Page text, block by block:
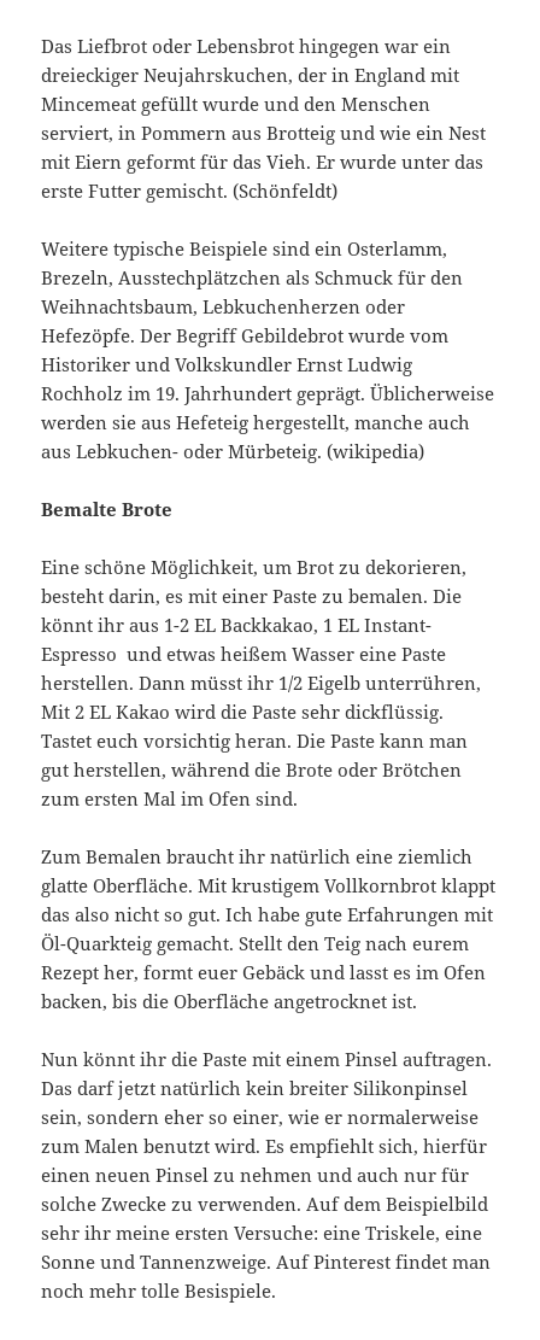
Das Liefbrot oder Lebensbrot hingegen war ein
dreieckiger Neujahrskuchen, der in England mit
Mincemeat gefüllt wurde und den Menschen
serviert, in Pommern aus Brotteig und wie ein Nest
mit Eiern geformt für das Vieh. Er wurde unter das
erste Futter gemischt. (Schönfeldt)
Weitere typische Beispiele sind ein Osterlamm,
Brezeln, Ausstechplätzchen als Schmuck für den
Weihnachtsbaum, Lebkuchenherzen oder
Hefezöpfe. Der Begriff Gebildebrot wurde vom
Historiker und Volkskundler Ernst Ludwig
Rochholz im 19. Jahrhundert geprägt. Üblicherweise
werden sie aus Hefeteig hergestellt, manche auch
aus Lebkuchen- oder Mürbeteig. (wikipedia)
Bemalte Brote
Eine schöne Möglichkeit, um Brot zu dekorieren,
besteht darin, es mit einer Paste zu bemalen. Die
könnt ihr aus 1-2 EL Backkakao, 1 EL Instant-
Espresso und etwas heißem Wasser eine Paste
herstellen. Dann müsst ihr 1/2 Eigelb unterrühren,
Mit 2 EL Kakao wird die Paste sehr dickflüssig.
Tastet euch vorsichtig heran. Die Paste kann man
gut herstellen, während die Brote oder Brötchen
zum ersten Mal im Ofen sind.
Zum Bemalen braucht ihr natürlich eine ziemlich
glatte Oberfläche. Mit krustigem Vollkornbrot klappt
das also nicht so gut. Ich habe gute Erfahrungen mit
Öl-Quarkteig gemacht. Stellt den Teig nach eurem
Rezept her, formt euer Gebäck und lasst es im Ofen
backen, bis die Oberfläche angetrocknet ist.
Nun könnt ihr die Paste mit einem Pinsel auftragen.
Das darf jetzt natürlich kein breiter Silikonpinsel
sein, sondern eher so einer, wie er normalerweise
zum Malen benutzt wird. Es empfiehlt sich, hierfür
einen neuen Pinsel zu nehmen und auch nur für
solche Zwecke zu verwenden. Auf dem Beispielbild
sehr ihr meine ersten Versuche: eine Triskele, eine
Sonne und Tannenzweige. Auf Pinterest findet man
noch mehr tolle Besispiele.